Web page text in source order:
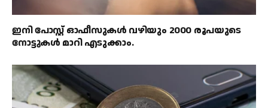
ഇനി പോസ്റ്റ് ഓഫീസുകൾ വഴിയും 2000 രൂപയുടെ
നോട്ടുകൾ മാറി എടുക്കാം.